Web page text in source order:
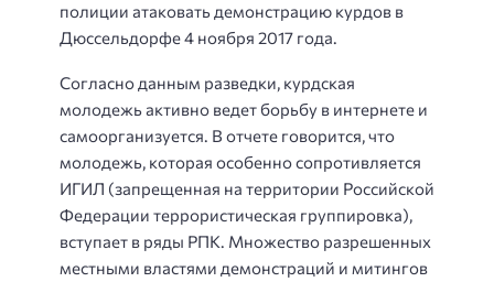
полиции атаковать демонстрацию курдов в
Дюссельдорфе 4 ноября 2017 года.
Согласно данным разведки, курдская
молодежь активно ведет борьбу в интернете и
самоорганизуется. В отчете говорится, что
молодежь, которая особенно сопротивляется
ИГИЛ (запрещенная на территории Российской
Федерации террористическая группировка),
вступает в ряды РПК. Множество разрешенных
местными властями демонстраций и митингов